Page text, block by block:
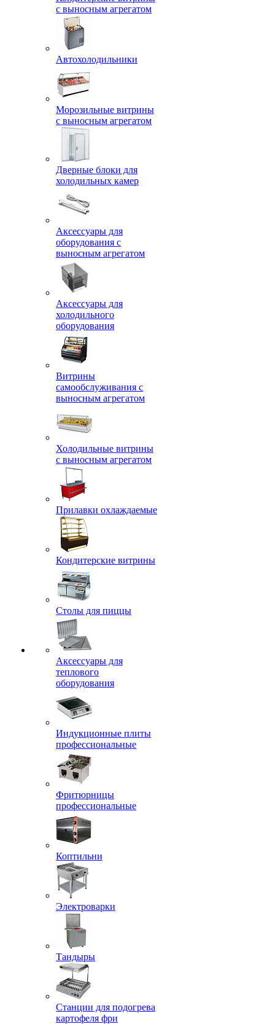
с выносным агрегатом
Автохолодильники
Морозильные витрины
с выносным агрегатом
Дверные блоки для
холодильных камер
Аксессуары для
оборудования с
выносным агрегатом
Аксессуары для
холодильного
оборудования
Витрины
самообслуживания с
выносным агрегатом
Холодильные витрины
с выносным агрегатом
Прилавки охлаждаемые
Кондитерские витрины
Столы для пиццы
Аксессуары для
теплового
оборудования
Индукционные плиты
профессиональные
Фритюрницы
профессиональные
Коптильни
Электроварки
Тандыры
Станции для подогрева
картофеля фри